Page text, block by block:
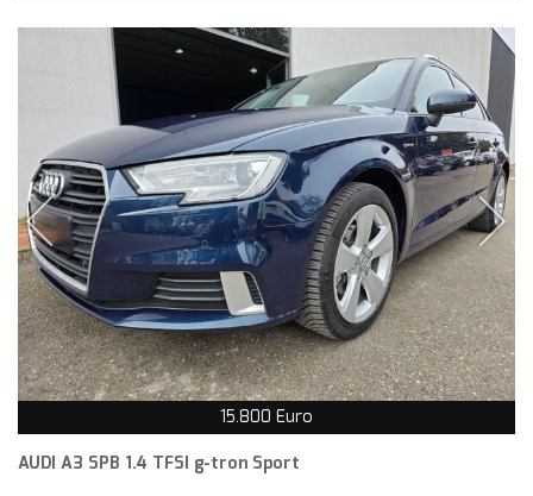
15.800 Euro
AUDI A3 SPB 1.4 TFSI g-tron Sport